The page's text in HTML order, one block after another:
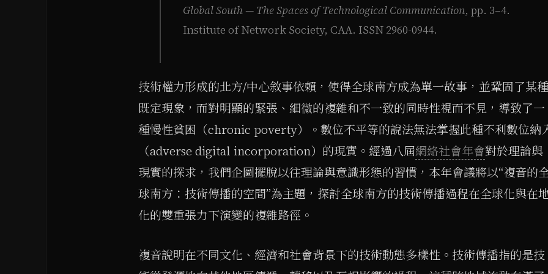
Global South — The Spaces of Technological Communication, pp. 3–4.
Institute of Network Society, CAA. ISSN 2960-0944.
技術權力形成的北方/中心敘事依賴，使得全球南方成為單一故事，並鞏固了某種
既定現象，而對明顯的緊張、細微的複雜和不一致的同時性視而不見，導致了一
種慢性貧困（chronic poverty）。數位不平等的說法無法掌握此種不利數位納
（adverse digital incorporation）的現實。經過八屆網絡社會年會對於理論與
現實的探求，我們企圖擺脫以往理論與意識形態的習慣，本年會議將以“複音的
球南方：技術傳播的空間”為主題，探討全球南方的技術傳播過程在全球化與在地
化的雙重張力下演變的複雜路徑。
複音說明在不同文化、經濟和社會背景下的技術動態多樣性。技術傳播指的是技